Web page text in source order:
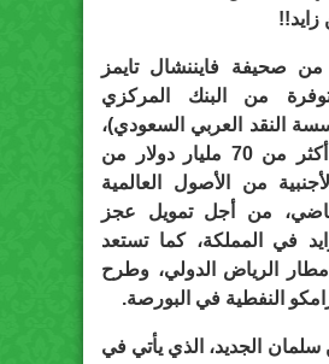
زايد!!
من صحيفة فايننشال تايمز
من البنك المركزي
النقد العربي السعودي)،
حيث تم نقل أكثر من 70 مليار دولار من
من الأصول العالمية
من أجل تمويل عجز
في المملكة، كما تستعد
الرياض الدولي، وطرح
النفطية في البورصة.
الجديد، الذي يأتي في